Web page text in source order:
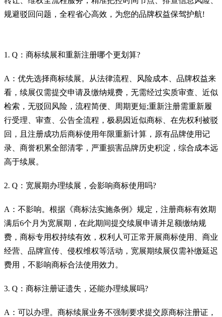
规避驳回问题，全程省心高效，为您的品牌权益保驾护航!
1. Q：商标续展和重新注册哪个更划算?
A：优先选择商标续展。从法律流程、风险成本、品牌权益来
看，续展仅需提交申请及缴纳规费，无需经过实质审查、近似
检索，无驳回风险，流程简便、周期更短;重新注册需重新履
行受理、审查、公告全流程，极易因近似商标、在先权利被驳
回，且注册成功后商标使用年限重新计算，原有品牌使用记
录、商誉积累全部清零，严重损害品牌历史积淀，综合成本远
高于续展。
2. Q：宽展期办理续展，会影响商标使用吗?
A：不影响。根据《商标法实施条例》规定，注册商标有效期
满后6个月为宽展期，在此期间提交续展申请并足额缴纳规
费，商标专用权持续有效，权利人可正常开展商标使用、商业
经营、品牌宣传、侵权维权等活动，宽展期续展仅需补缴延迟
费用，不影响商标合法使用效力。
3. Q：商标注册证遗失，还能办理续展吗?
A：可以办理。商标续展业务不强制要求提交原商标注册证，